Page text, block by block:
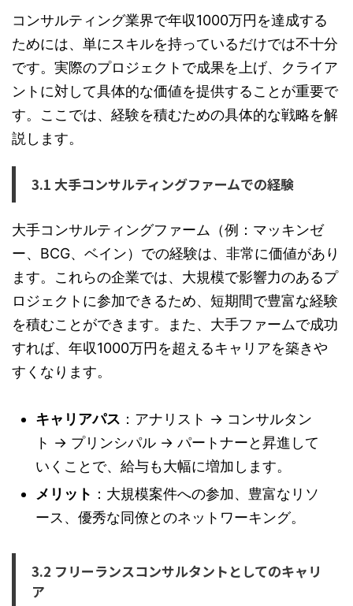
コンサルティング業界で年収1000万円を達成する
ためには、単にスキルを持っているだけでは不十分
です。実際のプロジェクトで成果を上げ、クライア
ントに対して具体的な価値を提供することが重要で
す。ここでは、経験を積むための具体的な戦略を解
説します。
3.1 大手コンサルティングファームでの経験
大手コンサルティングファーム（例：マッキンゼ
ー、BCG、ベイン）での経験は、非常に価値があり
ます。これらの企業では、大規模で影響力のあるプ
ロジェクトに参加できるため、短期間で豊富な経験
を積むことができます。また、大手ファームで成功
すれば、年収1000万円を超えるキャリアを築きや
すくなります。
キャリアパス ：アナリスト → コンサルタン
ト → プリンシパル → パートナーと昇進して
いくことで、給与も大幅に増加します。
メリット ：大規模案件への参加、豊富なリソ
ース、優秀な同僚とのネットワーキング。
3.2 フリーランスコンサルタントとしてのキャリ
ア